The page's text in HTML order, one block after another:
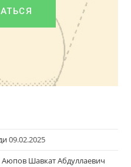
09.02.2025
Шавкат Абдуллаевич